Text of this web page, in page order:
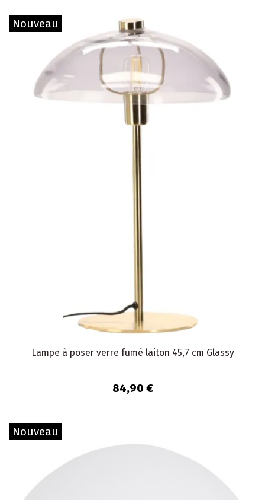
Nouveau
Lampe à poser verre fumé laiton 45,7 cm Glassy
84,90 €
Nouveau